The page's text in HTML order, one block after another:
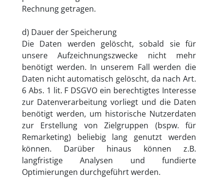
Rechnung getragen.
d) Dauer der Speicherung
Die Daten werden gelöscht, sobald sie für
unsere Aufzeichnungszwecke nicht mehr
benötigt werden. In unserem Fall werden die
Daten nicht automatisch gelöscht, da nach Art.
6 Abs. 1 lit. F DSGVO ein berechtigtes Interesse
zur Datenverarbeitung vorliegt und die Daten
benötigt werden, um historische Nutzerdaten
zur Erstellung von Zielgruppen (bspw. für
Remarketing) beliebig lang genutzt werden
können. Darüber hinaus können z.B.
langfristige Analysen und fundierte
Optimierungen durchgeführt werden.